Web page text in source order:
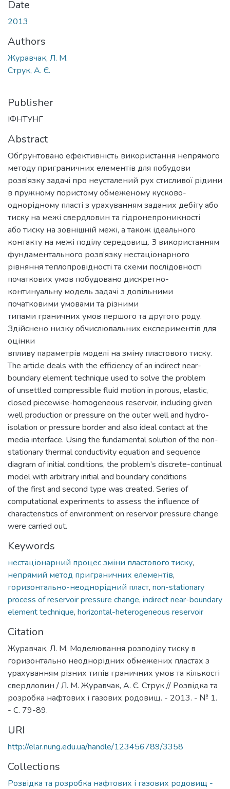
Date
2013
Authors
Журавчак, Л. М.
Струк, А. Є.
Publisher
ІФНТУНГ
Abstract
Обґрунтовано ефективність використання непрямого
методу приграничних елементів для побудови
розв’язку задачі про неусталений рух стисливої рідини
в пружному пористому обмеженому кусково-
однорідному пласті з урахуванням заданих дебіту або
тиску на межі свердловин та гідронепроникності
або тиску на зовнішній межі, а також ідеального
контакту на межі поділу середовищ. З використанням
фундаментального розв’язку нестаціонарного
рівняння теплопровідності та схеми послідовності
початкових умов побудовано дискретно-
континуальну модель задачі з довільними
початковими умовами та різними
типами граничних умов першого та другого роду.
Здійснено низку обчислювальних експериментів для
оцінки
впливу параметрів моделі на зміну пластового тиску.
The article deals with the efficiency of an indirect near-
boundary element technique used to solve the problem
of unsettled compressible fluid motion in porous, elastic,
closed piecewise-homogeneous reservoir, including given
well production or pressure on the outer well and hydro-
isolation or pressure border and also ideal contact at the
media interface. Using the fundamental solution of the non-
stationary thermal conductivity equation and sequence
diagram of initial conditions, the problem’s discrete-continual
model with arbitrary initial and boundary conditions
of the first and second type was created. Series of
computational experiments to assess the influence of
characteristics of environment on reservoir pressure change
were carried out.
Keywords
нестаціонарний процес зміни пластового тиску,
непрямий метод приграничних елементів,
горизонтально-неоднорідний пласт, non-stationary
process of reservoir pressure change, indirect near-boundary
element technique, horizontal-heterogeneous reservoir
Citation
Журавчак, Л. М. Моделювання розподілу тиску в
горизонтально неоднорідних обмежених пластах з
урахуванням різних типів граничних умов та кількості
свердловин / Л. М. Журавчак, А. Є. Струк // Розвідка та
розробка нафтових і газових родовищ. - 2013. - № 1.
- С. 79-89.
URI
http://elar.nung.edu.ua/handle/123456789/3358
Collections
Розвідка та розробка нафтових і газових родовищ -